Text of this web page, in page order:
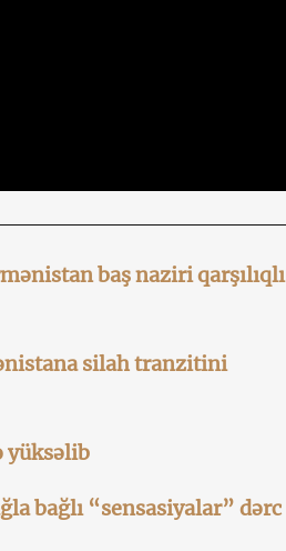
baş naziri qarşılıqlı
silah tranzitini
yüksəlib
bağlı “sensasiyalar” dərc